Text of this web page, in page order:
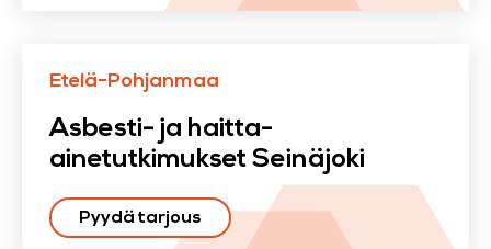
Etelä-Pohjanmaa
Asbesti- ja haitta-
ainetutkimukset Seinäjoki
Pyydä tarjous